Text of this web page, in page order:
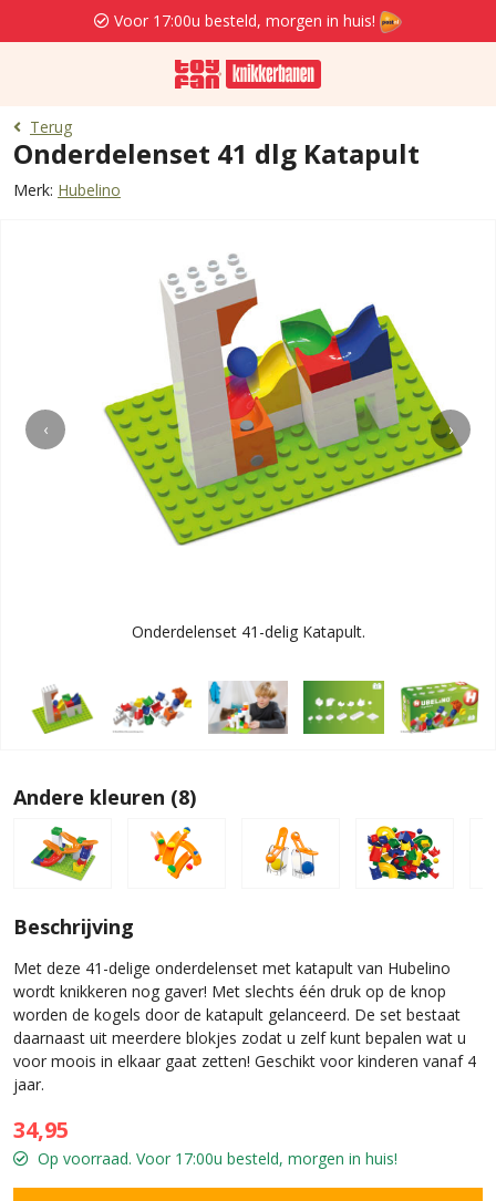
Voor 17:00u besteld, morgen in huis!
Terug
Onderdelenset 41 dlg Katapult
Merk: Hubelino
‹ ›
Onderdelenset 41-delig Katapult.
Andere kleuren (8)
Beschrijving
Met deze 41-delige onderdelenset met katapult van Hubelino
wordt knikkeren nog gaver! Met slechts één druk op de knop
worden de kogels door de katapult gelanceerd. De set bestaat
daarnaast uit meerdere blokjes zodat u zelf kunt bepalen wat u
voor moois in elkaar gaat zetten! Geschikt voor kinderen vanaf 4
jaar.
34,95
Op voorraad. Voor 17:00u besteld, morgen in huis!